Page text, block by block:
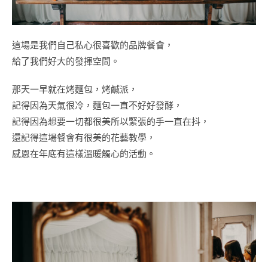
這場是我們自己私心很喜歡的品牌餐會，
給了我們好大的發揮空間。
那天一早就在烤麵包，烤鹹派，
記得因為天氣很冷，麵包一直不好好發酵，
記得因為想要一切都很美所以緊張的手一直在抖，
還記得這場餐會有很美的花藝教學，
感恩在年底有這樣溫暖觸心的活動。